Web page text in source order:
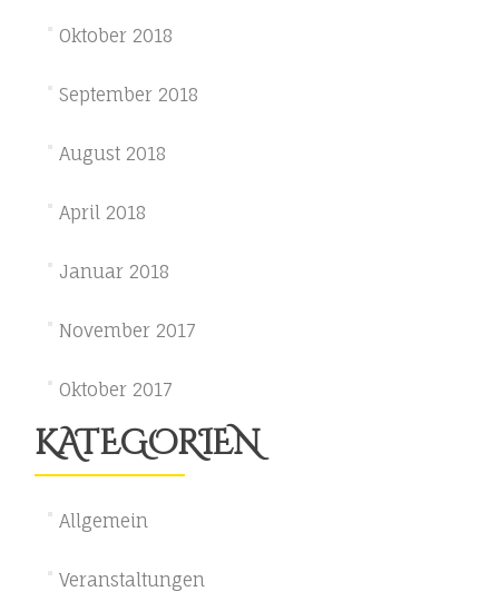
Oktober 2018
September 2018
August 2018
April 2018
Januar 2018
November 2017
Oktober 2017
KATEGORIEN
Allgemein
Veranstaltungen